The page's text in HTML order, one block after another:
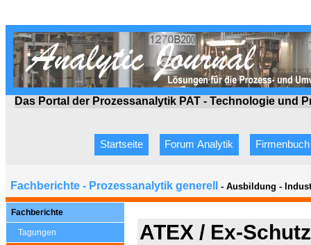
Das Portal der Prozessanalytik PAT - Technologie und
Startseite Forum Analytik Firmenbuch
Fachberichte - Prozessanalytik generell - Ausbildung -
Fachberichte
Tagungen
ATEX / Ex-Schutz